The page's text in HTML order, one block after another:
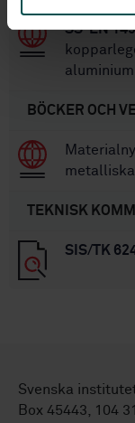
SS-EN
BÖCKER OCH
TEKNISK
SIS/TK
Svenska
Box 45443, 104